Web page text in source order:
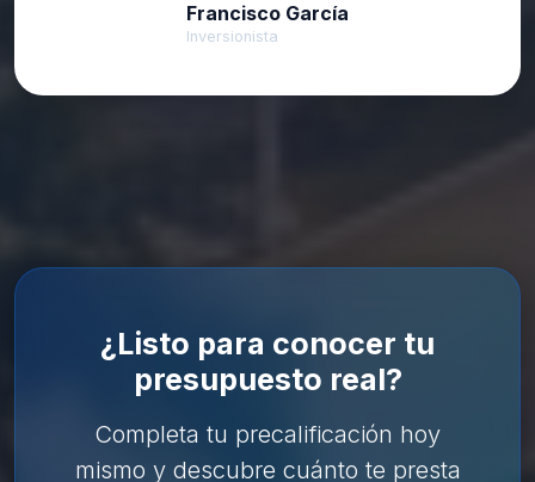
Francisco García
Inversionista
¿Listo para conocer tu
presupuesto real?
Completa tu precalificación hoy
mismo y descubre cuánto te presta